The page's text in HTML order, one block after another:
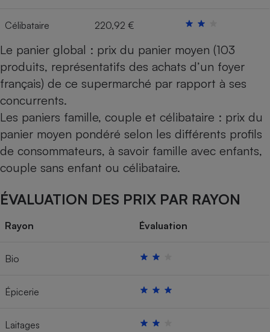
Célibataire 220,92 €
Le panier global : prix du panier moyen (103
produits, représentatifs des achats d’un foyer
français) de ce supermarché par rapport à ses
concurrents.
Les paniers famille, couple et célibataire : prix du
panier moyen pondéré selon les différents profils
de consommateurs, à savoir famille avec enfants,
couple sans enfant ou célibataire.
ÉVALUATION DES PRIX PAR RAYON
Rayon Évaluation
Bio
Épicerie
Laitages